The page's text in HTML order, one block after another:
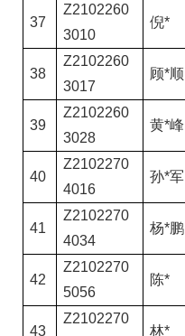
37
Z2102260
3010
倪*
38
Z2102260
3017
顾*顺
39
Z2102260
3028
黄*峰
40
Z2102270
4016
孙*军
41
Z2102270
4034
杨*鹏
42
Z2102270
5056
陈*
43
Z2102270
林*